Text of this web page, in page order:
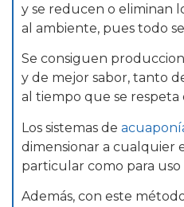
y se reducen o eliminan
al ambiente, pues todo
Se consiguen
y de mejor sabor, tanto
al tiempo que se respeta
Los sistemas de
dimensionar a cualquier
particular como para uso
Además, con este